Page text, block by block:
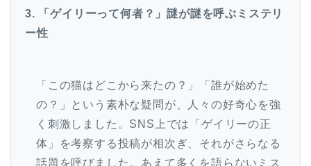
3. 「ゲイリーって何者？」謎が謎を呼ぶミステリ
ー性
「この猫はどこから来たの？」「誰が始めた
の？」という素朴な疑問が、人々の好奇心を強
く刺激しました。SNS上では「ゲイリーの正
体」を考察する投稿が相次ぎ、それがさらなる
話題を呼びました。あえて多くを語らないミス